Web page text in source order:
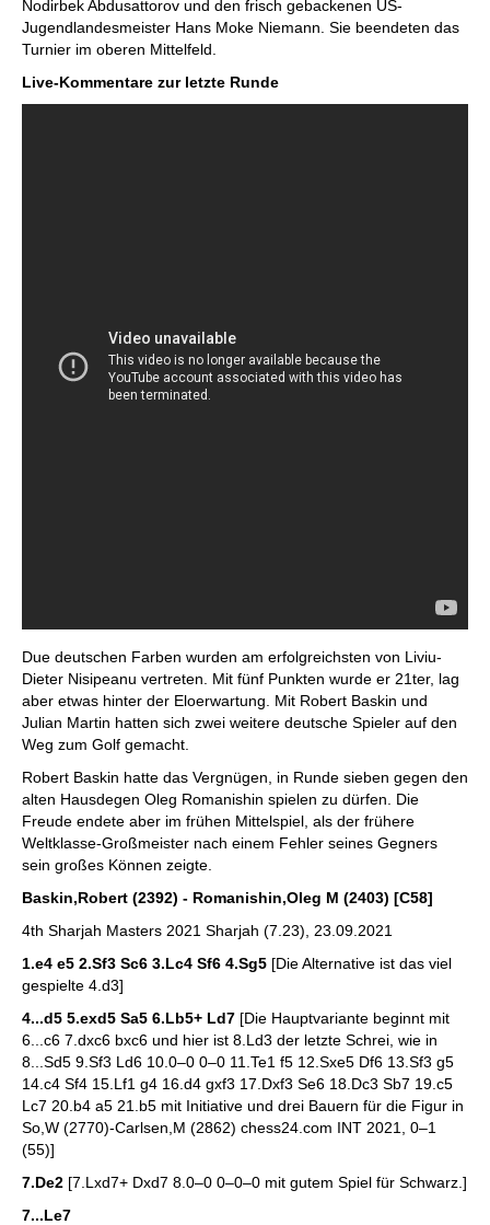
Nodirbek Abdusattorov und den frisch gebackenen US-
Jugendlandesmeister Hans Moke Niemann. Sie beendeten das
Turnier im oberen Mittelfeld.
Live-Kommentare zur letzte Runde
Due deutschen Farben wurden am erfolgreichsten von Liviu-
Dieter Nisipeanu vertreten. Mit fünf Punkten wurde er 21ter, lag
aber etwas hinter der Eloerwartung. Mit Robert Baskin und
Julian Martin hatten sich zwei weitere deutsche Spieler auf den
Weg zum Golf gemacht.
Robert Baskin hatte das Vergnügen, in Runde sieben gegen den
alten Hausdegen Oleg Romanishin spielen zu dürfen. Die
Freude endete aber im frühen Mittelspiel, als der frühere
Weltklasse-Großmeister nach einem Fehler seines Gegners
sein großes Können zeigte.
Baskin,Robert (2392) - Romanishin,Oleg M (2403) [C58]
4th Sharjah Masters 2021 Sharjah (7.23), 23.09.2021
1.e4 e5 2.Sf3 Sc6 3.Lc4 Sf6 4.Sg5 [Die Alternative ist das viel
gespielte 4.d3]
4...d5 5.exd5 Sa5 6.Lb5+ Ld7 [Die Hauptvariante beginnt mit
6...c6 7.dxc6 bxc6 und hier ist 8.Ld3 der letzte Schrei, wie in
8...Sd5 9.Sf3 Ld6 10.0–0 0–0 11.Te1 f5 12.Sxe5 Df6 13.Sf3 g5
14.c4 Sf4 15.Lf1 g4 16.d4 gxf3 17.Dxf3 Se6 18.Dc3 Sb7 19.c5
Lc7 20.b4 a5 21.b5 mit Initiative und drei Bauern für die Figur in
So,W (2770)-Carlsen,M (2862) chess24.com INT 2021, 0–1
(55)]
7.De2 [7.Lxd7+ Dxd7 8.0–0 0–0–0 mit gutem Spiel für Schwarz.]
7...Le7